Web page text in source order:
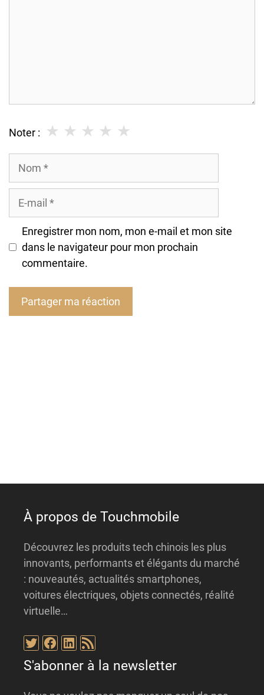
Noter : ★
★
★
★
★
Enregistrer mon nom, mon e-mail et mon site
dans le navigateur pour mon prochain
commentaire.
À propos de Touchmobile
Découvrez les produits tech chinois les plus
innovants, performants et élégants du marché
: nouveautés, actualités smartphones,
voitures électriques, objets connectés, réalité
virtuelle…
Twitter
Facebook
LinkedIn
Flux RSS
S'abonner à la newsletter